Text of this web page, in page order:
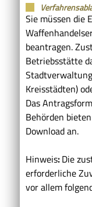
Sie müssen die
beantragen.
Betriebsstätte
Kreisstädten)
Das
Behörden
Download an.
Hinweis: Die
erforderliche
vor allem